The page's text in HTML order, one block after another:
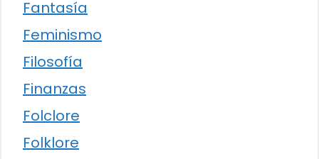
Fantasía
Feminismo
Filosofía
Finanzas
Folclore
Folklore